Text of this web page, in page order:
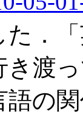
た．
渡
語の